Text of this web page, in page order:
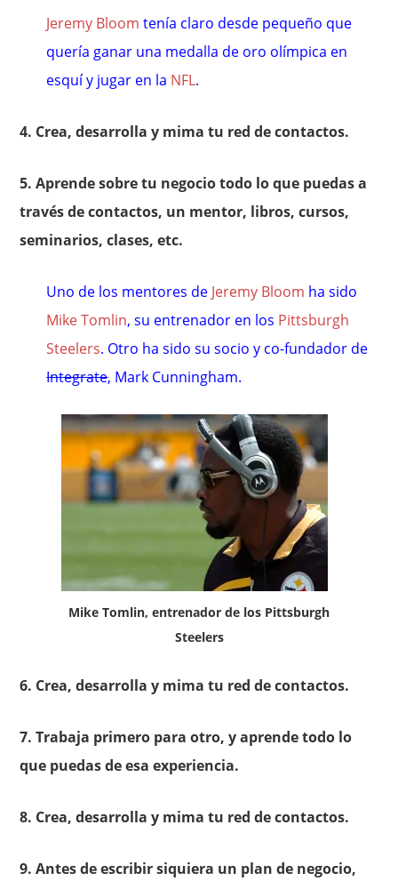
Jeremy Bloom tenía claro desde pequeño que
quería ganar una medalla de oro olímpica en
esquí y jugar en la NFL.
4. Crea, desarrolla y mima tu red de contactos.
5. Aprende sobre tu negocio todo lo que puedas a
través de contactos, un mentor, libros, cursos,
seminarios, clases, etc.
Uno de los mentores de Jeremy Bloom ha sido
Mike Tomlin, su entrenador en los Pittsburgh
Steelers. Otro ha sido su socio y co-fundador de
Integrate, Mark Cunningham.
Mike Tomlin, entrenador de los Pittsburgh
Steelers
6. Crea, desarrolla y mima tu red de contactos.
7. Trabaja primero para otro, y aprende todo lo
que puedas de esa experiencia.
8. Crea, desarrolla y mima tu red de contactos.
9. Antes de escribir siquiera un plan de negocio,